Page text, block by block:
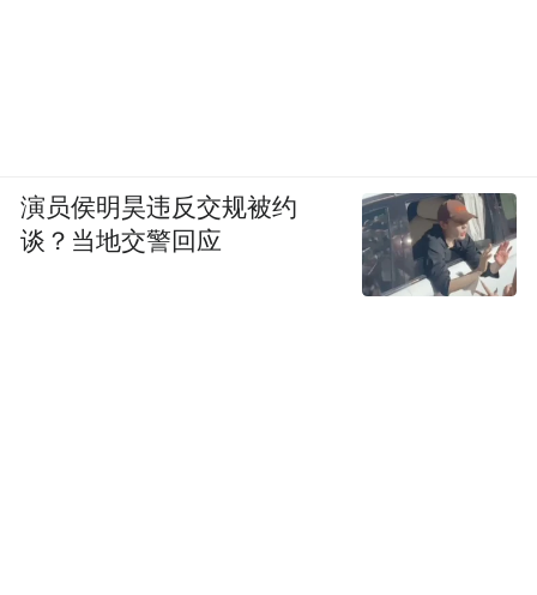
演员侯明昊违反交规被约
谈？当地交警回应